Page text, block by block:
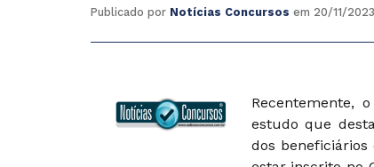
Publicado por Notícias Concursos em 20/11/2023
Recentemente,
estudo que
dos